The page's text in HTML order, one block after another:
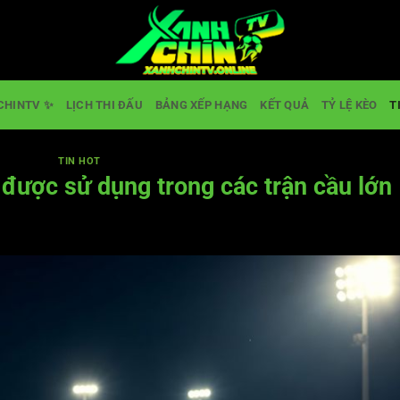
✨ LỊCH THI ĐẤU BẢNG XẾP HẠNG KẾT QUẢ TỶ LỆ KÈO
TIN HOT
sử dụng trong các trận cầu lớn